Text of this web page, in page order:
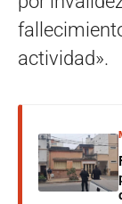
actividad».